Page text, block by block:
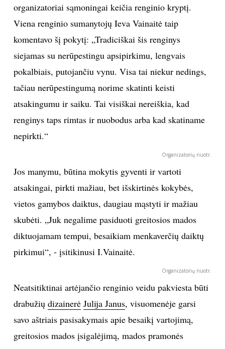
VAIKAI
NELAIMĖS
KONTAKTAI
PRENUMERUOK
NAUJIENLAIŠKĮ
Prenumeruodami portalą,
Jūs sutinkate su
taisyklėmis
organizatoriai sąmoningai keičia renginio kryptį.
Viena renginio sumanytojų Ieva Vainaitė taip
komentavo šį pokytį: „Tradiciškai šis renginys
siejamas su nerūpestingu apsipirkimu, lengvais
pokalbiais, putojančiu vynu. Visa tai niekur nedings,
tačiau nerūpestingumą norime skatinti keisti
atsakingumu ir saiku. Tai visiškai nereiškia, kad
renginys taps rimtas ir nuobodus arba kad skatiname
nepirkti.“
Organizatorių nuotr.
Jos manymu, būtina mokytis gyventi ir vartoti
atsakingai, pirkti mažiau, bet išskirtinės kokybės,
vietos gamybos daiktus, daugiau mąstyti ir mažiau
skubėti. „Juk negalime pasiduoti greitosios mados
diktuojamam tempui, besaikiam menkaverčių daiktų
pirkimui“, - įsitikinusi I.Vainaitė.
Organizatorių nuotr.
Neatsitiktinai artėjančio renginio veidu pakviesta būti
drabužių dizainerė Julija Janus, visuomenėje garsi
savo aštriais pasisakymais apie besaikį vartojimą,
greitosios mados įsigalėjimą, mados pramonės